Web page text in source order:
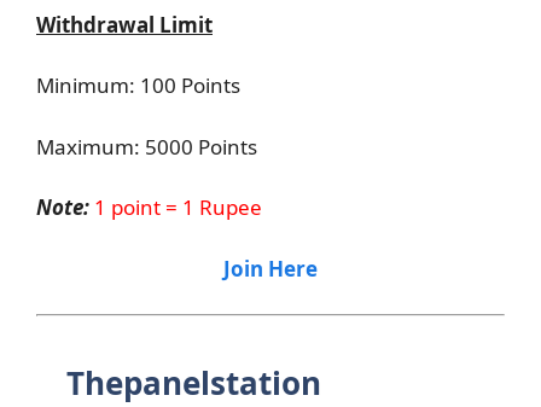
Withdrawal Limit
Minimum: 100 Points
Maximum: 5000 Points
Note: 1 point = 1 Rupee
Join Here
Thepanelstation